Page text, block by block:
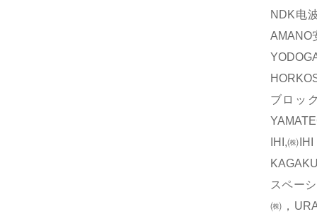
NDK电
AMANO
ブロッ
IHI,㈱
スペー
㈱，